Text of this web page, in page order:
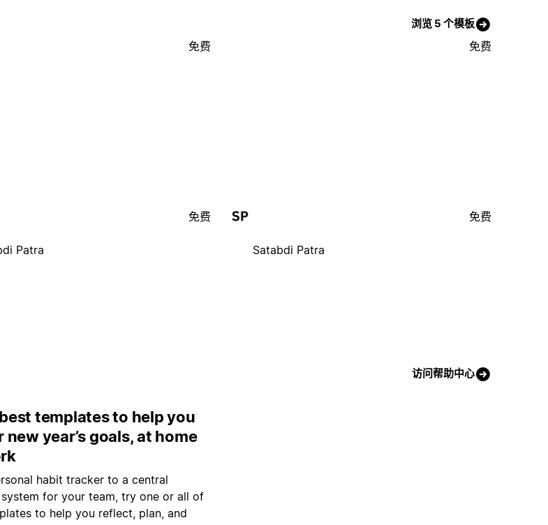
浏览 5 个模板
免费 免费
Patra
免费
Satabdi Patra
免费
访问帮助中心
templates to help you
new year’s goals, at home
habit tracker to a central
for your team, try one or all of
to help you reflect, plan, and